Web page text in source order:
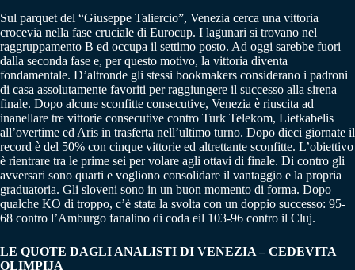
Sul parquet del “Giuseppe Taliercio”, Venezia cerca una vittoria
crocevia nella fase cruciale di Eurocup. I lagunari si trovano nel
raggruppamento B ed occupa il settimo posto. Ad oggi sarebbe fuori
dalla seconda fase e, per questo motivo, la vittoria diventa
fondamentale. D’altronde gli stessi bookmakers considerano i padroni
di casa assolutamente favoriti per raggiungere il successo alla sirena
finale. Dopo alcune sconfitte consecutive, Venezia è riuscita ad
inanellare tre vittorie consecutive contro Turk Telekom, Lietkabelis
all’overtime ed Aris in trasferta nell’ultimo turno. Dopo dieci giornate il
record è del 50% con cinque vittorie ed altrettante sconfitte. L’obiettivo
è rientrare tra le prime sei per volare agli ottavi di finale. Di contro gli
avversari sono quarti e vogliono consolidare il vantaggio e la propria
graduatoria. Gli sloveni sono in un buon momento di forma. Dopo
qualche KO di troppo, c’è stata la svolta con un doppio successo: 95-
68 contro l’Amburgo fanalino di coda eil 103-96 contro il Cluj.
LE QUOTE DAGLI ANALISTI DI VENEZIA – CEDEVITA
OLIMPIJA